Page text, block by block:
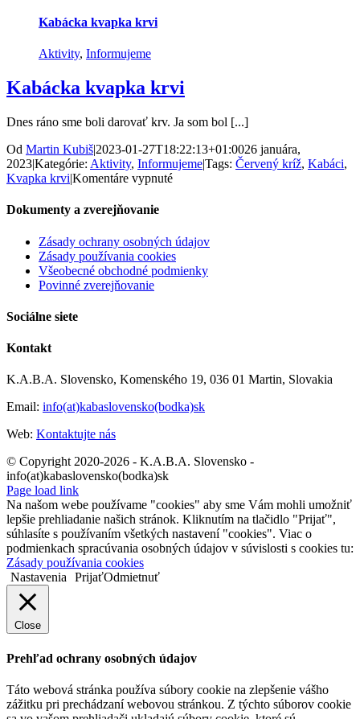
Kabácka kvapka krvi
Aktivity, Informujeme
Kabácka kvapka krvi
Dnes ráno sme boli darovať krv. Ja som bol [...]
Od Martin Kubiš|2023-01-27T18:22:13+01:0026 januára,
2023|Kategórie: Aktivity, Informujeme|Tags: Červený kríž, Kabáci,
Kvapka krvi|Komentáre vypnuténa
Dokumenty a zverejňovanie
Zásady ochrany osobných údajov
Zásady používania cookies
Všeobecné obchodné podmienky
Povinné zverejňovanie
Sociálne siete
Kontakt
K.A.B.A. Slovensko, Komenského 19, 036 01 Martin, Slovakia
Email: info(at)kabaslovensko(bodka)sk
Web: Kontaktujte nás
© Copyright 2020-2026 - K.A.B.A. Slovensko -
info(at)kabaslovensko(bodka)sk
Page load link
Na našom webe používame "cookies" aby sme Vám mohli umožniť
lepšie prehliadanie našich stránok. Kliknutím na tlačidlo "Prijať",
súhlasíte s používaním všetkých nastavení "cookies". Viac o
podmienkach spracúvania osobných údajov v súvislosti s cookies tu:
Zásady používania cookies
Nastavenia PrijaťOdmietnuť
Close
Prehľad ochrany osobných údajov
Táto webová stránka používa súbory cookie na zlepšenie vášho
zážitku pri prechádzaní webovou stránkou. Z týchto súborov cookie